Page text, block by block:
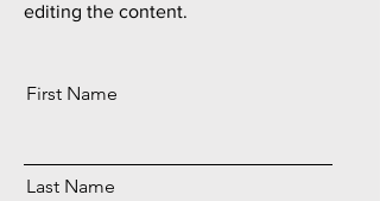
editing the content.
First Name
Last Name